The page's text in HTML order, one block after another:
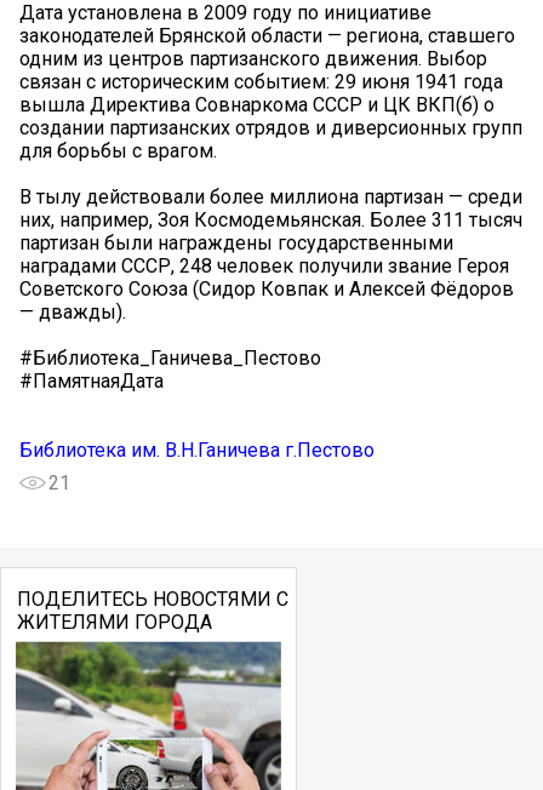
Дата установлена в 2009 году по инициативе
законодателей Брянской области — региона, ставшего
одним из центров партизанского движения. Выбор
связан с историческим событием: 29 июня 1941 года
вышла Директива Совнаркома СССР и ЦК ВКП(б) о
создании партизанских отрядов и диверсионных групп
для борьбы с врагом.
В тылу действовали более миллиона партизан — среди
них, например, Зоя Космодемьянская. Более 311 тысяч
партизан были награждены государственными
наградами СССР, 248 человек получили звание Героя
Советского Союза (Сидор Ковпак и Алексей Фёдоров
— дважды).
#Библиотека_Ганичева_Пестово
#ПамятнаяДата
Библиотека им. В.Н.Ганичева г.Пестово
21
ПОДЕЛИТЕСЬ НОВОСТЯМИ С
ЖИТЕЛЯМИ ГОРОДА